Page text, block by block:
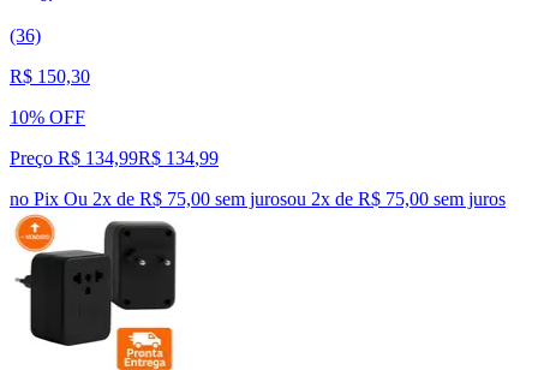
(36)
R$ 150,30
10% OFF
Preço R$ 134,99R$ 134,99
no Pix Ou 2x de R$ 75,00 sem jurosou 2x de R$ 75,00 sem juros